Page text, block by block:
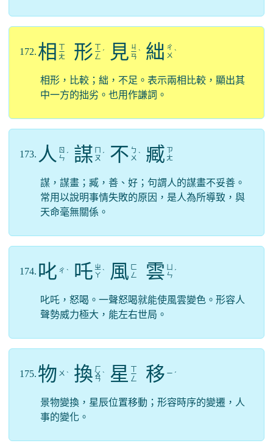
172. 相 ㄧ
ㄤ 形 ㄧ
ㄥ
ˊ 見 ㄐ
ㄧ
ㄢ
ˋ 絀 ㄔ
ㄨ ˋ
相形，比較；絀，不足。表示兩相比較，顯出其
中一方的拙劣。也用作謙詞。
173. 人 ㄖ
ㄣ ˊ 謀 ㄡ ˊ 不 ㄅ
ㄨ ˋ 臧
ㄗ
ㄤ
謀，謀畫；臧，善、好；句謂人的謀畫不妥善。
常用以說明事情失敗的原因，是人為所導致，與
天命毫無關係。
174. 叱 ㄔ ˋ 吒 ㄓ
ㄚ ˋ 風 ㄈ
ㄥ
雲 ㄣ ˊ
叱吒，怒喝。一聲怒喝就能使風雲變色。形容人
聲勢威力極大，能左右世局。
175. 物 ㄨ ˋ 換 ㄏ
ㄨ
ㄢ
ˋ 星 ㄧ
ㄥ 移 ㄧ ˊ
景物變換，星辰位置移動；形容時序的變遷，人
事的變化。